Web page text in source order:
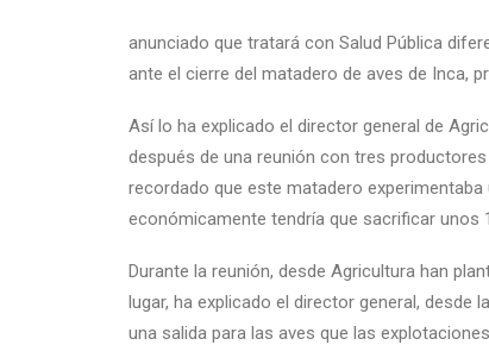
anunciado que tratará con Salud Pública
ante el cierre del matadero de aves de Inca,
Así lo ha explicado el director general de
después de una reunión con tres
recordado que este matadero
económicamente tendría que sacrificar unos
Durante la reunión, desde Agricultura han
lugar, ha explicado el director general, desde
una salida para las aves que las